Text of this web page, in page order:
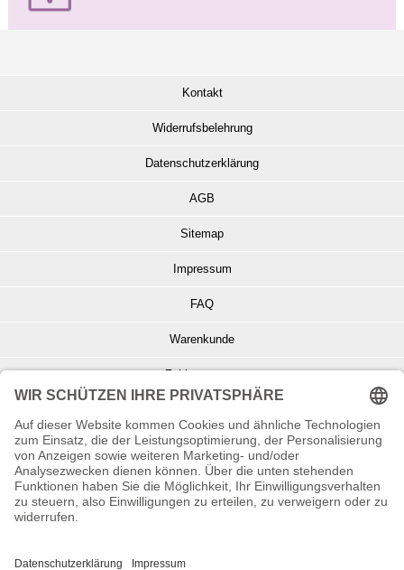
Kontakt
Widerrufsbelehrung
Datenschutzerklärung
AGB
Sitemap
Impressum
FAQ
Warenkunde
Zahlungsarten
Info zu Elektro- u. Elektronikgeräten
Batterieentsorgung
Informationen zur Echtheit von Kundenbewertungen